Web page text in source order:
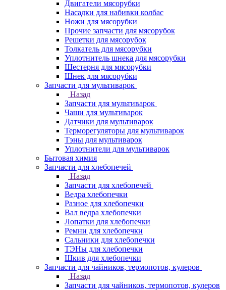
Двигатели мясорубки
Насадки для набивки колбас
Ножи для мясорубки
Прочие запчасти для мясорубок
Решетки для мясорубок
Толкатель для мясорубки
Уплотнитель шнека для мясорубки
Шестерня для мясорубки
Шнек для мясорубки
Запчасти для мультиварок
Назад
Запчасти для мультиварок
Чаши для мультиварок
Датчики для мультиварок
Терморегуляторы для мультиварок
Тэны для мультиварок
Уплотнители для мультиварок
Бытовая химия
Запчасти для хлебопечей
Назад
Запчасти для хлебопечей
Ведра хлебопечки
Разное для хлебопечки
Вал ведра хлебопечки
Лопатки для хлебопечки
Ремни для хлебопечки
Сальники для хлебопечки
ТЭНы для хлебопечки
Шкив для хлебопечки
Запчасти для чайников, термопотов, кулеров
Назад
Запчасти для чайников, термопотов, кулеров